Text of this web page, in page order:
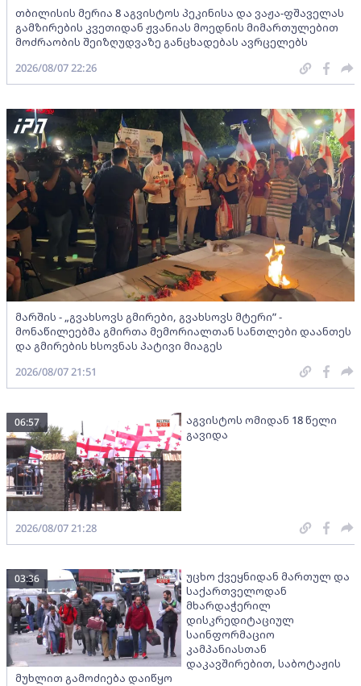
თბილისის მერია 8 აგვისტოს პეკინისა და ვაჟა-ფშაველას
გამზირების კვეთიდან ჟვანიას მოედნის მიმართულებით
მოძრაობის შეიზღუდვაზე განცხადებას ავრცელებს
2026/08/07 22:26
მარშის - „გვახსოვს გმირები, გვახსოვს მტერი” -
მონაწილეებმა გმირთა მემორიალთან სანთლები დაანთეს
და გმირების ხსოვნას პატივი მიაგეს
2026/08/07 21:51
აგვისტოს ომიდან 18 წელი
გავიდა
06:57
2026/08/07 21:28
უცხო ქვეყნიდან მართულ და
საქართველოდან
მხარდაჭერილ
დისკრედიტაციულ
საინფორმაციო
კამპანიასთან
დაკავშირებით, საბოტაჟის
მუხლით გამოძიება დაიწყო
03:36